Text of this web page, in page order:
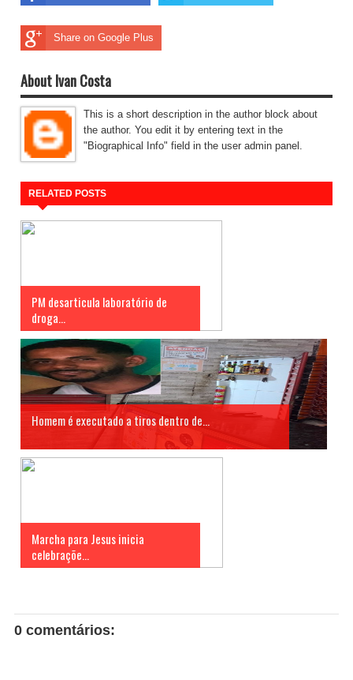
Share on Google Plus
About Ivan Costa
This is a short description in the author block about
the author. You edit it by entering text in the
"Biographical Info" field in the user admin panel.
RELATED POSTS
PM desarticula laboratório de
droga...
Homem é executado a tiros dentro de...
Marcha para Jesus inicia
celebraçõe...
0 comentários: